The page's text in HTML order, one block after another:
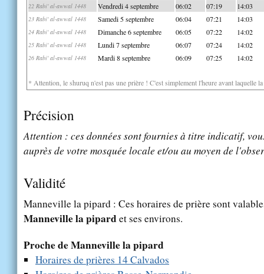
22 Rabi' al-awwal 1448 Vendredi 4 septembre 06:02 07:19 14:03
23 Rabi' al-awwal 1448 Samedi 5 septembre 06:04 07:21 14:03
24 Rabi' al-awwal 1448 Dimanche 6 septembre 06:05 07:22 14:02
25 Rabi' al-awwal 1448 Lundi 7 septembre 06:07 07:24 14:02
26 Rabi' al-awwal 1448 Mardi 8 septembre 06:09 07:25 14:02
* Attention, le shuruq n'est pas une prière ! C'est simplement l'heure avant laquelle
Précision
Attention : ces données sont fournies à titre indicatif,
auprès de votre mosquée locale et/ou au moyen de
Validité
Manneville la pipard : Ces horaires de prière sont
Manneville la pipardet ses environs.
Proche de Manneville la pipard
Horaires de prières 14 Calvados